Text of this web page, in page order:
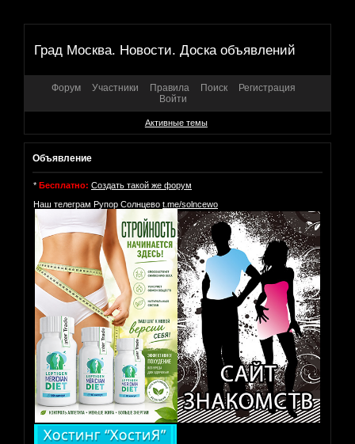
Град Москва. Новости. Доска объявлений
Форум Участники Правила Поиск
Регистрация
Войти
Активные темы
Объявление
* Бесплатно: Создать такой же форум
Наш телеграм Рупор Солнцево t.me/solncewo